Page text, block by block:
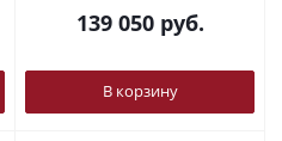
139 050руб.
В корзину